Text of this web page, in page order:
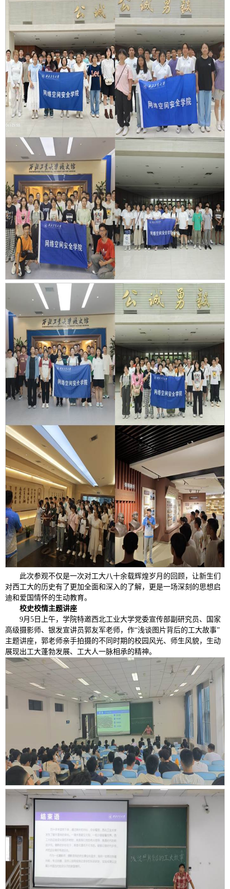
此次参观不仅是一次对工大八十余载辉煌岁月的回顾，让新生们
对西工大的历史有了更加全面和深入的了解，更是一场深刻的思想启
迪和爱国情怀的生动教育。
校史校情主题讲座
9月5日上午，学院特邀西北工业大学党委宣传部副研究员、国家
高级摄影师、银发宣讲员郭友军老师，作“浅谈图片背后的工大故事”
主题讲座，郭老师亲手拍摄的不同时期的校园风光、师生风貌，生动
展现出工大蓬勃发展、工大人一脉相承的精神。